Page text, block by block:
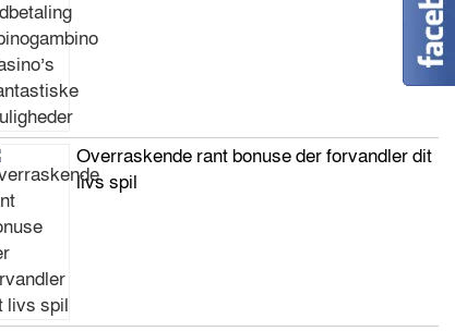
Overraskende rant bonuse der forvandler dit
livs spil